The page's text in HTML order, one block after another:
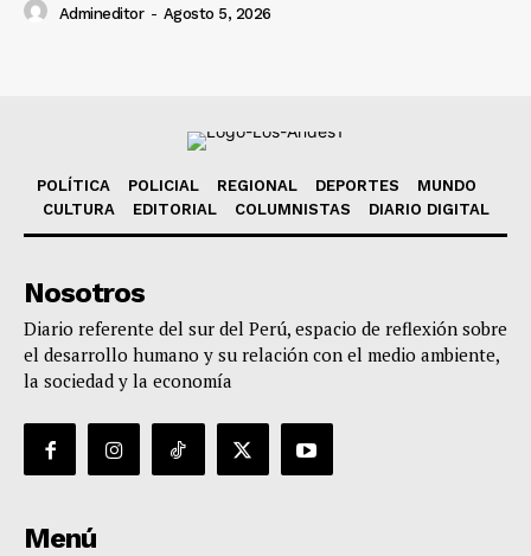
Admineditor - Agosto 5, 2026
POLÍTICA POLICIAL REGIONAL DEPORTES
MUNDO
CULTURA
EDITORIAL COLUMNISTAS DIARIO DIGITAL
Nosotros
Diario referente del sur del Perú, espacio de reflexión sobre
el desarrollo humano y su relación con el medio ambiente,
la sociedad y la economía
Menú